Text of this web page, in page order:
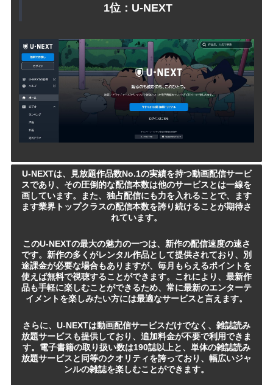
1位：U-NEXT
U-NEXTは、見放題作品数No.1の実績を持つ動画配信サービ
スであり、その圧倒的な配信本数は他のサービスとは一線を
画しています。また、独占配信にも力を入れることで、ます
ます業界トップクラスの配信本数を誇り続けることが期待さ
れています。
このU-NEXTの最大の魅力の一つは、新作の配信速度の速さ
です。新作の多くがレンタル作品として提供されており、別
途課金が必要な場合もありますが、毎月もらえるポイントを
使えば無料で視聴することができます。これにより、最新作
品も手軽に楽しむことができるため、常に最新のエンターテ
イメントを楽しみたい方には最適なサービスと言えます。
さらに、U-NEXTは動画配信サービスだけでなく、雑誌読み
放題サービスも提供しており、追加料金が不要で利用できま
す。電子書籍の取り扱い数は190誌以上と、単体の雑誌読み
放題サービスと同等のクオリティを誇っており、幅広いジャ
ンルの雑誌を楽しむことができます。